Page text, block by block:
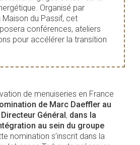
Organisé par
Maison du Passif, cet
conférences, ateliers
pour accélérer la transition
de menuiseries en France
de Marc Daeffler au
Général , dans la
au sein du groupe
nomination s’inscrit dans la